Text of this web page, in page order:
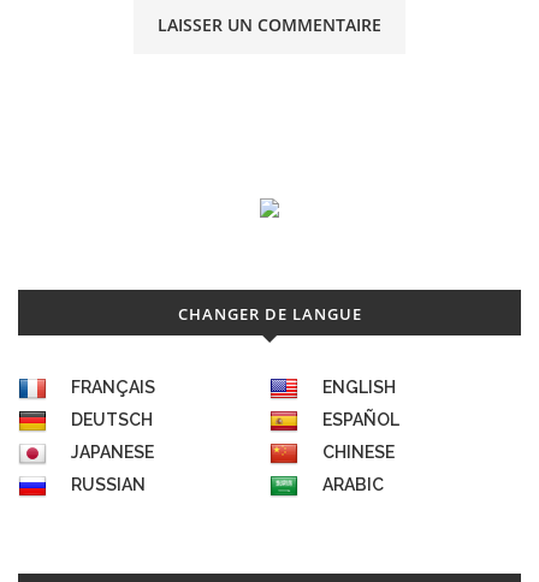
CHANGER DE LANGUE
FRANÇAIS
ENGLISH
DEUTSCH
ESPAÑOL
JAPANESE
CHINESE
RUSSIAN
ARABIC